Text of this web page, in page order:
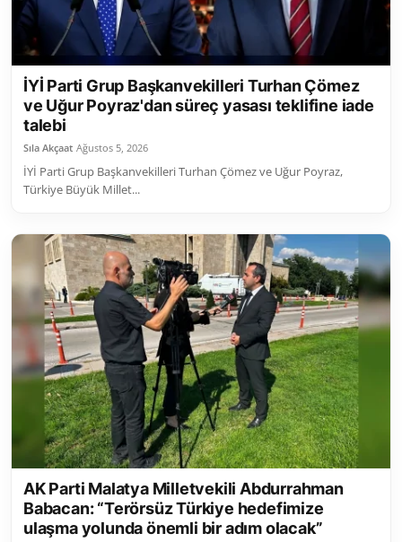
İYİ Parti Grup Başkanvekilleri Turhan Çömez
ve Uğur Poyraz'dan süreç yasası teklifine iade
talebi
Sıla Akçaat Ağustos 5, 2026
İYİ Parti Grup Başkanvekilleri Turhan Çömez ve Uğur Poyraz,
Türkiye Büyük Millet...
AK Parti Malatya Milletvekili Abdurrahman
Babacan: “Terörsüz Türkiye hedefimize
ulaşma yolunda önemli bir adım olacak”